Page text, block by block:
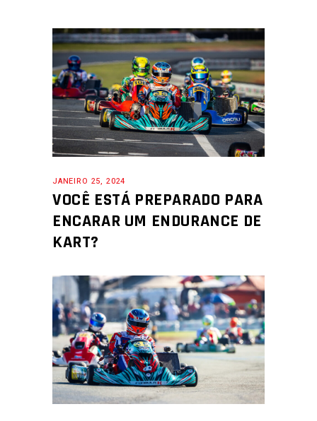
JANEIRO 25, 2024
VOCÊ ESTÁ PREPARADO PARA
ENCARAR UM ENDURANCE DE
KART?